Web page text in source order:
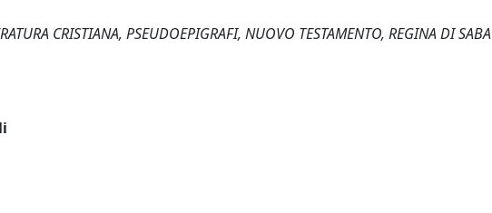
CRISTIANA, PSEUDOEPIGRAFI, NUOVO TESTAMENTO, REGINA DI SABA